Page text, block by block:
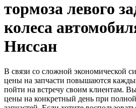
тормоза левого
колеса
Ниссан
В связи со сложной экономической
цены на запчасти повышаются
пойти на встречу своим клиентам.
цены на конкретный день при